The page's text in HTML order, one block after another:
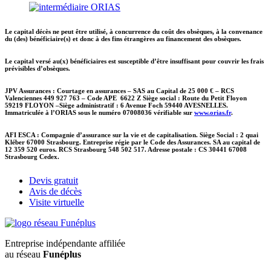
Le capital décès ne peut être utilisé, à concurrence du coût des obsèques, à la convenance
du (des) bénéficiaire(s) et donc à des fins étrangères au financement des obsèques.
Le capital versé au(x) bénéficiaires est susceptible d’être insuffisant pour couvrir les frais
prévisibles d’obsèques.
JPV Assurances : Courtage en assurances – SAS au Capital de 25 000 € – RCS
Valenciennes 449 927 763 – Code APE 6622 Z Siège social : Route du Petit Floyon
59219 FLOYON –Siège administratif : 6 Avenue Foch 59440 AVESNELLES.
Immatriculée à l’ORIAS sous le numéro 07008036 vérifiable sur www.orias.fr.
AFI ESCA : Compagnie d’assurance sur la vie et de capitalisation. Siège Social : 2 quai
Kléber 67000 Strasbourg. Entreprise régie par le Code des Assurances. SA au capital de
12 359 520 euros. RCS Strasbourg 548 502 517. Adresse postale : CS 30441 67008
Strasbourg Cedex.
Devis gratuit
Avis de décès
Visite virtuelle
Entreprise indépendante affiliée
au réseau Funéplus